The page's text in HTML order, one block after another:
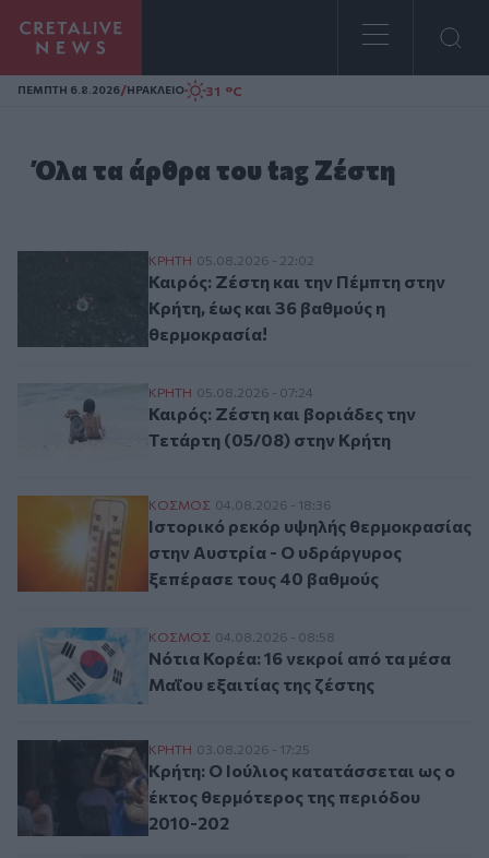
Homepage
ΠΕΜΠΤΗ 6.8.2026/ΗΡΑΚΛΕΙΟ 31 °C
Όλα τα άρθρα του tag Ζέστη
Καιρός: Ζέστη και την Πέμπτη στην
ΚΡΗΤΗ 05.08.2026 - 22:02
Καιρός: Ζέστη και την Πέμπτη στην
Κρήτη, έως και 36 βαθμούς η
θερμοκρασία!
Καιρός: Ζέστη και βοριάδες την
ΚΡΗΤΗ 05.08.2026 - 07:24
Καιρός: Ζέστη και βοριάδες την
Τετάρτη (05/08) στην Κρήτη
Ιστορικό ρεκόρ υψηλής θερμοκρασίας
ΚΟΣΜΟΣ 04.08.2026 - 18:36
Ιστορικό ρεκόρ υψηλής θερμοκρασίας
στην Αυστρία - Ο υδράργυρος
ξεπέρασε τους 40 βαθμούς
Νότια Κορέα: 16 νεκροί από τα μέσα
ΚΟΣΜΟΣ 04.08.2026 - 08:58
Νότια Κορέα: 16 νεκροί από τα μέσα
Μαΐου εξαιτίας της ζέστης
Κρήτη: Ο Ιούλιος κατατάσσεται ως ο
ΚΡΗΤΗ 03.08.2026 - 17:25
Κρήτη: Ο Ιούλιος κατατάσσεται ως ο
έκτος θερμότερος της περιόδου
2010-202